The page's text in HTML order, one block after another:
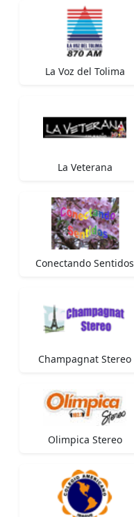
La Voz del Tolima
La Veterana
Conectando Sentidos
Champagnat Stereo
Olimpica Stereo